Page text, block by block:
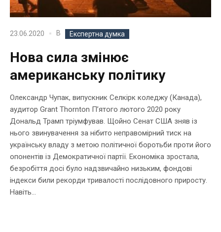
23.06.2020 В Експертна думка
Нова сила змінює
американську політику
Олександр Чупак, випускник Селкірк коледжу (Канада),
аудитор Grant Thornton П’ятого лютого 2020 року
Дональд Трамп тріумфував. Щойно Сенат США зняв із
нього звинувачення за нібито неправомірний тиск на
українську владу з метою політичної боротьби проти його
опонентів із Демократичної партії. Економіка зростала,
безробіття досі було надзвичайно низьким, фондові
індекси били рекорди тривалості послідовного приросту.
Навіть...